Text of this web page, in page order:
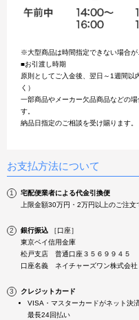
※大型商品は時間指定できない場合が
■お引渡し時期
原則としてご入金後、翌日～1週間以
く）
一部商品やメーカー欠品商品などの
す。
納品日指定のご相談を受け賜ります。
お支払方法について
宅配便業者による代金引換便
上限金額30万円・2万円以上のご注
銀行振込 ［口座］
東京ベイ信用金庫
松戸支店 普通口座３５６９９４５
口座名義 ネイチャーズワン株式会社
クレジットカード
VISA・マスターカードがネット決
最長24回払い